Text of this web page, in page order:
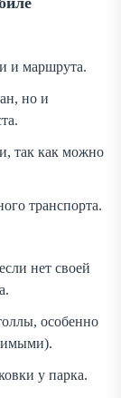
и маршрута.
но и
так как можно
транспорта.
нет своей
особенно
у парка.